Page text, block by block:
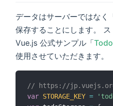
データはサーバーではなく
保存することにします。
Vue.js 公式サンプル「
使用させていただきます。
// https://jp.vuejs.org/
var STORAGE_KEY =